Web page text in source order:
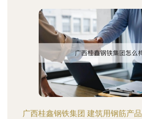
广西桂鑫钢铁集团 建筑用钢筋产